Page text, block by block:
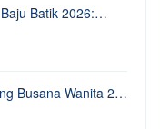
Batik 2026:…
Busana Wanita 2…